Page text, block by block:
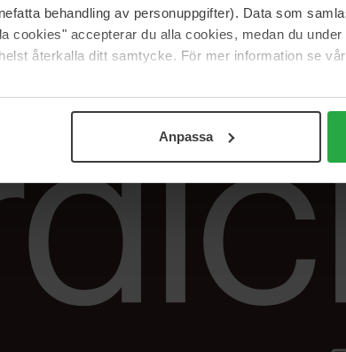
behandling av personuppgifter). Data som
cookies" accepterar du alla cookies, medan du
återkalla ditt samtycke. För mer information se
Anpassa
Jobba hos oss
Samarbeta med oss
The Beauty Edit
Returer